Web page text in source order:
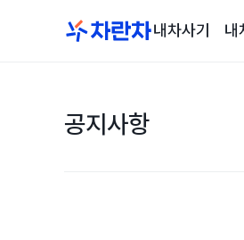
내차사기 내
공지사항